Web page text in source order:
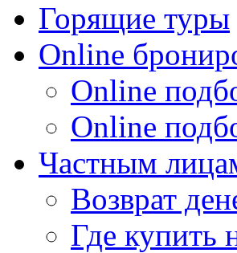
Горящие туры
Online
Online
Online
Частным
Возврат
Где купить